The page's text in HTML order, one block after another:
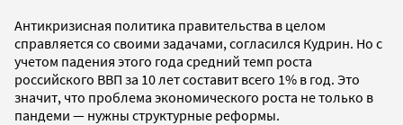
Антикризисная политика правительства в целом
справляется со своими задачами, согласился Кудрин. Но с
учетом падения этого года средний темп роста
российского ВВП за 10 лет составит всего 1% в год. Это
значит, что проблема экономического роста не только в
пандеми — нужны структурные реформы.